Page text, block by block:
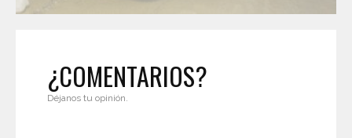
¿COMENTARIOS?
Déjanos tu opinión.